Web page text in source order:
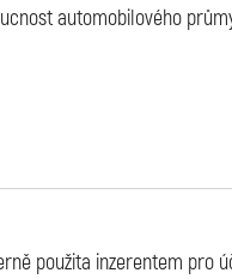
automobilového
použita inzerentem pro